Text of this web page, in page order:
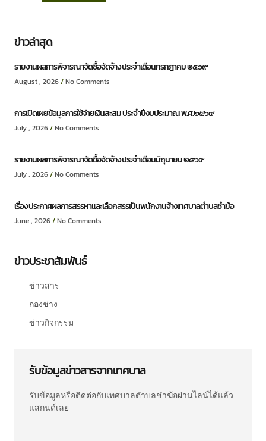
ข่าวล่าสุด
รายงานผลการพิจารณาจัดซื้อจัดจ้าง ประจำเดือนกรกฎาคม ๒๕๖๙
August , 2026 No Comments
การเปิดเผยข้อมูลการใช้จ่ายเงินสะสม ประจำปีงบประมาณ พ.ศ.๒๕๖๙
July , 2026 No Comments
รายงานผลการพิจารณาจัดซื้อจัดจ้าง ประจำเดือนมิถุนายน ๒๕๖๙
July , 2026 No Comments
เรื่อง ประกาศผลการสรรหาและเลือกสรรเป็นพนักงานจ้างเทศบาลตำบลชำฆ้อ
June , 2026 No Comments
ข่าวประชาสัมพันธ์
ข่าวสาร
กองช่าง
ข่าวกิจกรรม
รับข้อมูลข่าวสารจากเทศบาล
รับข้อมูลหรือติดต่อกับเทศบาลตำบลชำฆ้อผ่านไลน์ได้แล้ว
แสกนด์เลย